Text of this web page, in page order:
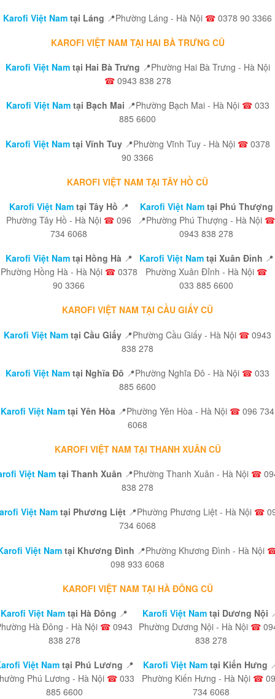
Karofi Việt Nam tại Láng 📍Phường Láng - Hà Nội ☎ 0378 90 3366
KAROFI VIỆT NAM TẠI HAI BÀ TRƯNG CŨ
Karofi Việt Namtại Hai Bà Trưng 📍Phường Hai Bà Trưng - Hà Nội
☎0943 838 278
Karofi Việt Namtại Bạch Mai 📍Phường Bạch Mai - Hà Nội ☎033
885 6600
Karofi Việt Namtại Vĩnh Tuy 📍Phường Vĩnh Tuy - Hà Nội ☎0378
90 3366
KAROFI VIỆT NAM TẠI TÂY HỒ CŨ
Karofi Việt Namtại Tây Hồ 📍
Phường Tây Hồ - Hà Nội ☎ 096
734 6068
Karofi Việt Namtại Phú Thượng
📍Phường Phú Thượng - Hà Nội ☎
0943 838 278
Karofi Việt Namtại Hồng Hà 📍
Phường Hồng Hà - Hà Nội ☎0378
90 3366
Karofi Việt Namtại Xuân Đỉnh 📍
Phường Xuân Đỉnh - Hà Nội ☎
033 885 6600
KAROFI VIỆT NAM TẠI CẦU GIẤY CŨ
Karofi Việt Nam tại Cầu Giấy 📍Phường Cầu Giấy - Hà Nội ☎ 0943
838 278
Karofi Việt Nam tại Nghĩa Đô 📍Phường Nghĩa Đô - Hà Nội ☎ 033
885 6600
Karofi Việt Nam tại Yên Hòa 📍Phường Yên Hòa - Hà Nội ☎ 096 734
6068
KAROFI VIỆT NAM TẠI THANH XUÂN CŨ
Việt Nam tại Thanh Xuân 📍Phường Thanh Xuân - Hà Nội ☎
838 278
Việt Nam tại Phương Liệt 📍Phường Phương Liệt - Hà Nội ☎
734 6068
Việt Nam tại Khương Đình 📍Phường Khương Đình - Hà Nội
098 933 6068
KAROFI VIỆT NAM TẠI HÀ ĐÔNG CŨ
Karofi Việt Nam tại Hà Đông 📍
Hà Đông - Hà Nội ☎ 0943
838 278
Karofi Việt Nam tại Dương Nội
Phường Dương Nội - Hà Nội ☎
838 278
Việt Namtại Phú Lương 📍
Phú Lương - Hà Nội ☎ 033
885 6600
Karofi Việt Nam tại Kiến Hưng
Phường Kiến Hưng - Hà Nội ☎
734 6068